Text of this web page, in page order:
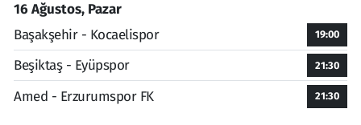
16 Ağustos, Pazar
Başakşehir - Kocaelispor
19:00
Beşiktaş - Eyüpspor 21:30
Amed - Erzurumspor FK 21:30